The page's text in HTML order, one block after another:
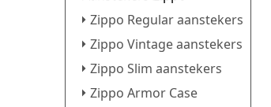
Zippo Regular aanstekers
Zippo Vintage aanstekers
Zippo Slim aanstekers
Zippo Armor Case